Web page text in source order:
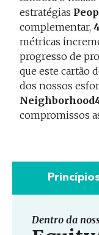
estratégias
complementar,
métricas
progresso de
que este cartão
dos nossos
compromissos
Dentro da